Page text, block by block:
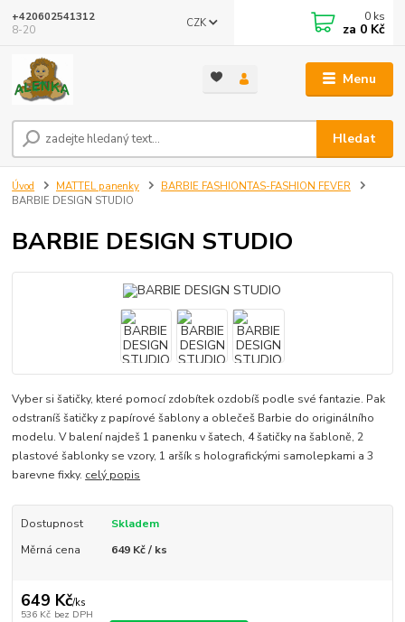
Menu
CZK
Hledat
+420602541312
8-20
0 ks
za 0 Kč
Úvod MATTEL panenky
BARBIE FASHIONTAS-FASHION FEVER
BARBIE DESIGN STUDIO
BARBIE DESIGN STUDIO
Vyber si šatičky, které pomocí zdobítek ozdobíš podle své fantazie. Pak
odstraníš šatičky z papírové šablony a oblečeš Barbie do originálního
modelu. V balení najdeš 1 panenku v šatech, 4 šatičky na šabloně, 2
plastové šablonky se vzory, 1 aršík s holografickými samolepkami a 3
barevne fixky. celý popis
Dostupnost
Skladem
Měrná cena
649 Kč / ks
649 Kč/ks
536 Kč bez DPH